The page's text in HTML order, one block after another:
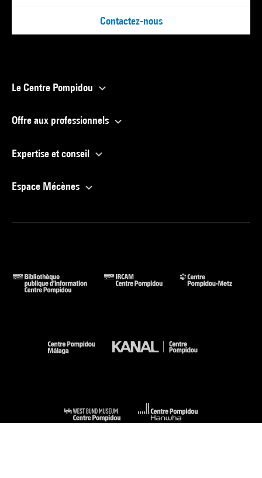
Contactez-nous
Le Centre Pompidou
Offre aux professionnels
Expertise et conseil
Espace Mécènes